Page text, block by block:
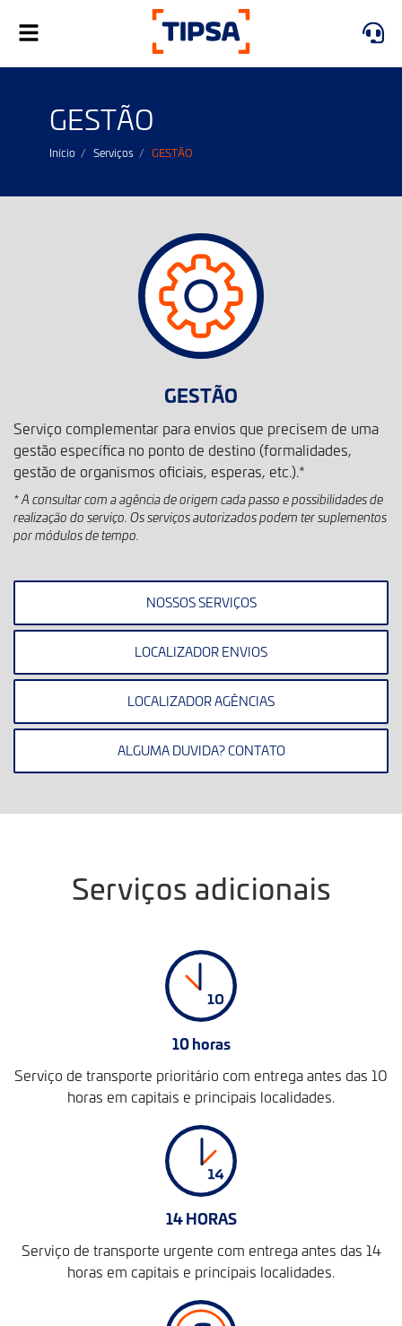
Toggle
navigation
GESTÃO
Início Serviços GESTÃO
GESTÃO
Serviço complementar para envios que precisem de uma
gestão específica no ponto de destino (formalidades,
gestão de organismos oficiais, esperas, etc.).*
* A consultar com a agência de origem cada passo e possibilidades de
realização do serviço. Os serviços autorizados podem ter suplementos
por módulos de tempo.
NOSSOS SERVIÇOS
LOCALIZADOR ENVIOS
LOCALIZADOR AGÊNCIAS
ALGUMA DUVIDA? CONTATO
Serviços adicionais
10 horas
Serviço de transporte prioritário com entrega antes das 10
horas em capitais e principais localidades.
14 HORAS
Serviço de transporte urgente com entrega antes das 14
horas em capitais e principais localidades.